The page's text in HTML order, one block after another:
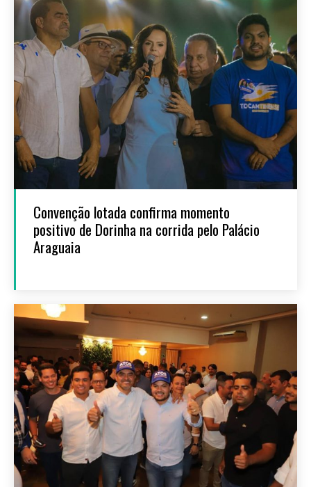
Convenção lotada confirma momento
positivo de Dorinha na corrida pelo Palácio
Araguaia